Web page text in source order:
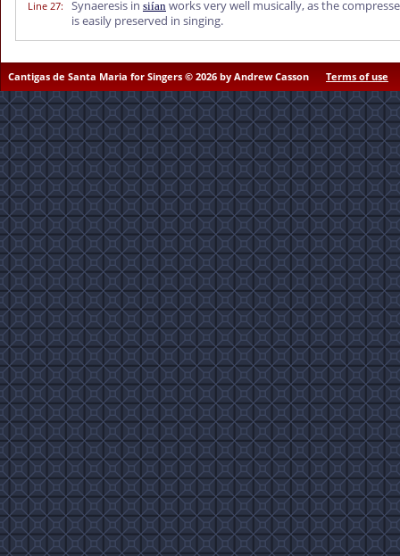
Line 27: Synaeresis in siían works very well musically, as the
is easily preserved in singing.
Cantigas de Santa Maria for Singers © 2026 by Andrew Casson Terms of use